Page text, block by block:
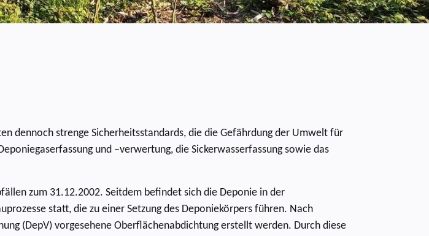
dennoch strenge Sicherheitsstandards, die die Gefährdung der Umwelt für
und –verwertung, die Sickerwasserfassung sowie das
zum 31.12.2002. Seitdem befindet sich die Deponie in der
statt, die zu einer Setzung des Deponiekörpers führen. Nach
(DepV) vorgesehene Oberflächenabdichtung erstellt werden. Durch diese